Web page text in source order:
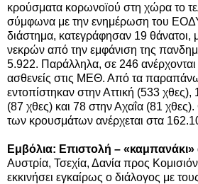
κρούσματα κορωνοϊού στη χώρα το
σύμφωνα με την ενημέρωση του
διάστημα, κατεγράφησαν 19 θάνατοι,
νεκρών από την εμφάνιση της
5.922. Παράλληλα, σε 246
ασθενείς στις ΜΕΘ. Από τα
εντοπίστηκαν στην Αττική (533
(87 χθες) και 78 στην Αχαΐα (81
των κρουσμάτων ανέρχεται στα
Εμβόλια: Επιστολή –
Αυστρία, Τσεχία, Δανία προς
εκκινήσει εγκαίρως ο διάλογος με